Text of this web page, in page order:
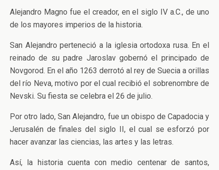
Alejandro Magno fue el creador, en el siglo IV a.C., de uno
de los mayores imperios de la historia.
San Alejandro perteneció a la iglesia ortodoxa rusa. En el
reinado de su padre Jaroslav gobernó el principado de
Novgorod. En el año 1263 derrotó al rey de Suecia a orillas
del río Neva, motivo por el cual recibió el sobrenombre de
Nevski. Su fiesta se celebra el 26 de julio.
Por otro lado, San Alejandro, fue un obispo de Capadocia y
Jerusalén de finales del siglo II, el cual se esforzó por
hacer avanzar las ciencias, las artes y las letras.
Así, la historia cuenta con medio centenar de santos,